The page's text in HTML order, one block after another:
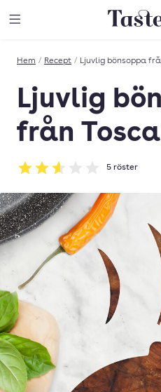
Till
Hem / Recept / Ljuvlig bönsoppa
Ljuvlig
från
Betyg: 2.6 av 5
5 röster